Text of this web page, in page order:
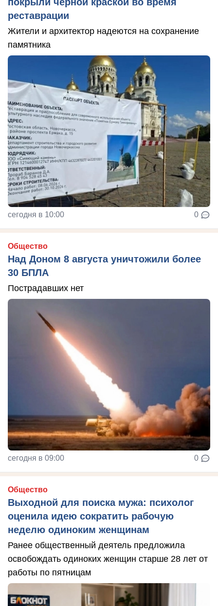
покрыли черной краской во время
реставрации
Жители и архитектор надеются на сохранение
памятника
сегодня в 10:00 0
Общество
Над Доном 8 августа уничтожили более
30 БПЛА
Пострадавших нет
сегодня в 09:00 0
Общество
Выходной для поиска мужа: психолог
оценила идею сократить рабочую
неделю одиноким женщинам
Ранее общественный деятель предложила
освобождать одиноких женщин старше 28 лет от
работы по пятницам